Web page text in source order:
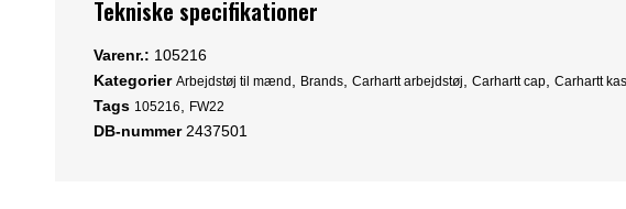
Tekniske specifikationer
Varenr.: 105216
Kategorier Arbejdstøj til mænd Brands Carhartt arbejdstøj Carhartt cap Carhartt
Tags 105216 FW22
DB-nummer2437501